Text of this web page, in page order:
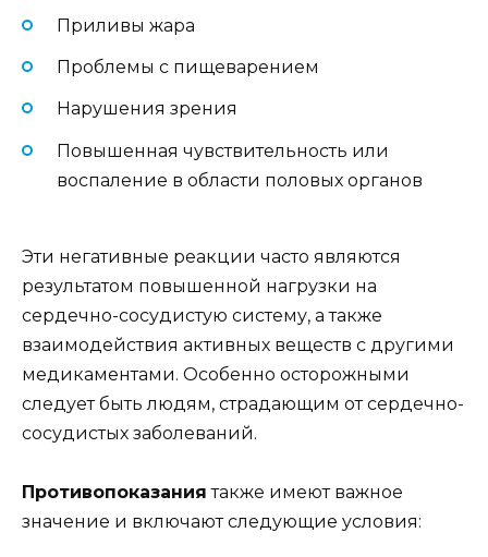
Приливы жара
Проблемы с пищеварением
Нарушения зрения
Повышенная чувствительность или
воспаление в области половых органов
Эти негативные реакции часто являются
результатом повышенной нагрузки на
сердечно-сосудистую систему, а также
взаимодействия активных веществ с другими
медикаментами. Особенно осторожными
следует быть людям, страдающим от сердечно-
сосудистых заболеваний.
Противопоказания также имеют важное
значение и включают следующие условия: